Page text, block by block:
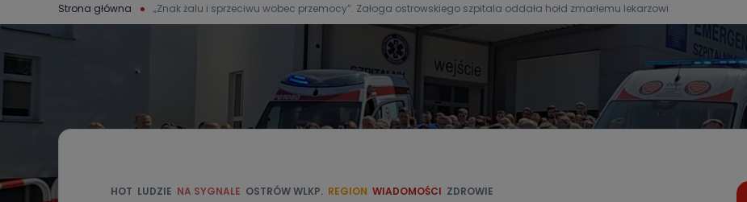
Strona główna „Znak żalu i sprzeciwu wobec przemocy”. Załoga ostrowskiego szpitala oddała hołd zmarłemu lekarzowi
HOT LUDZIE NA SYGNALE OSTRÓW WLKP. REGION WIADOMOŚCI ZDROWIE